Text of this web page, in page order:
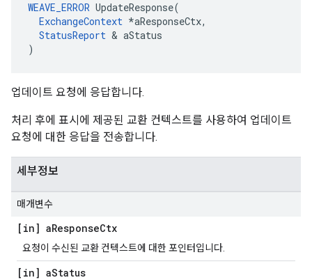
WEAVE_ERROR UpdateResponse(
ExchangeContext *aResponseCtx,
StatusReport & aStatus
)
업데이트 요청에 응답합니다.
처리 후에 표시에 제공된 교환 컨텍스트를 사용하여 업데이트
요청에 대한 응답을 전송합니다.
세부정보
매개변수
[in] aResponseCtx
요청이 수신된 교환 컨텍스트에 대한 포인터입니다.
[in] aStatus